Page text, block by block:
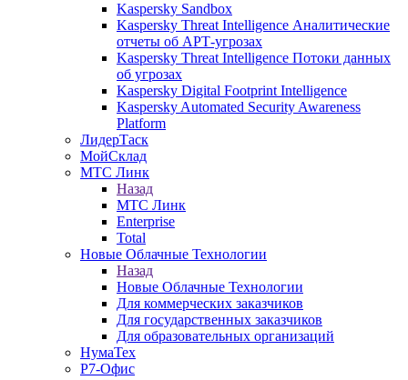
Kaspersky Sandbox
Kaspersky Threat Intelligence Аналитические
отчеты об АРТ-угрозах
Kaspersky Threat Intelligence Потоки данных
об угрозах
Kaspersky Digital Footprint Intelligence
Kaspersky Automated Security Awareness
Platform
ЛидерТаск
МойСклад
МТС Линк
Назад
МТС Линк
Enterprise
Total
Новые Облачные Технологии
Назад
Новые Облачные Технологии
Для коммерческих заказчиков
Для государственных заказчиков
Для образовательных организаций
НумаТех
Р7-Офис